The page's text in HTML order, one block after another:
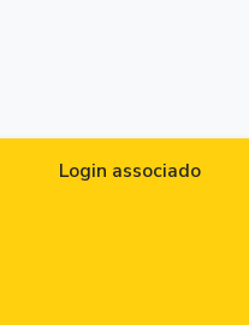
Login associado